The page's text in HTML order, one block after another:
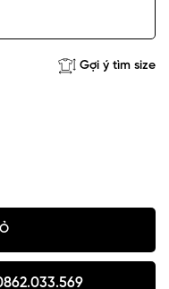
Gợi ý tìm size